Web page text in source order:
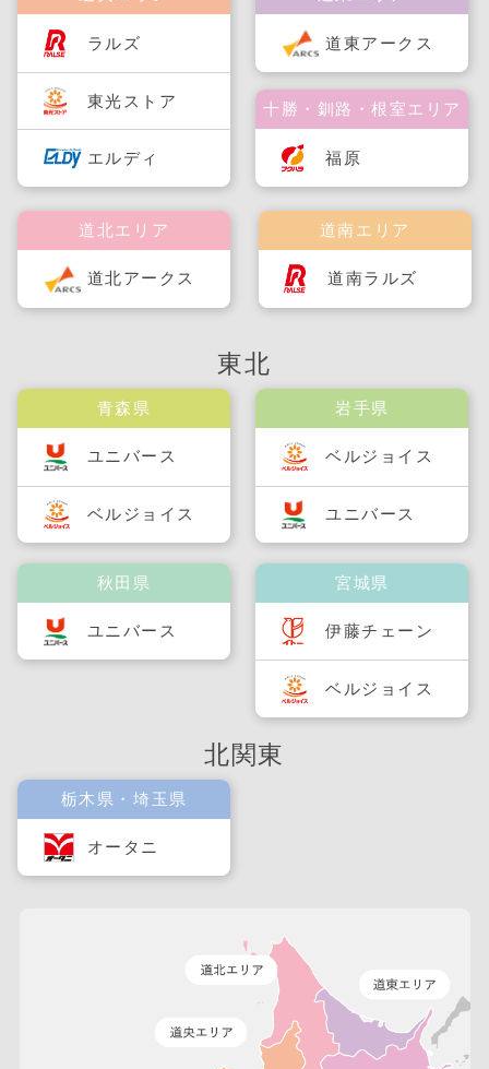
ラルズ
東光ストア
エルディ
道南エリア
道南ラルズ
道北エリア
道北アークス
道東アークス
十勝・釧路・根室エリア
福原
東北
青森県
ユニバース
ベルジョイス
秋田県
ユニバース
岩手県
ベルジョイス
ユニバース
宮城県
伊藤チェーン
ベルジョイス
北関東
栃木県・埼玉県
オータニ